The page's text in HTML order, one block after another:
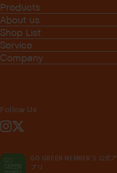
Products
About us
Shop List
Service
Company
Follow Us
Instagram
X
GO GREEN MEMBER'S 公式ア
プリ